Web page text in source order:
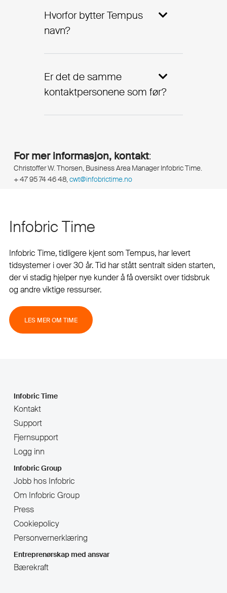
Hvorfor bytter Tempus
navn?
Er det de samme
kontaktpersonene som før?
Former informasjon, kontakt:
Christoffer W. Thorsen, Business Area Manager Infobric Time.
+ 47 95 74 46 48, cwt@infobrictime.no
Infobric Time
Infobric Time, tidligere kjent som Tempus, har levert
tidsystemer i over 30 år. Tid har stått sentralt siden starten,
der vi stadig hjelper nye kunder å få oversikt over tidsbruk
og andre viktige ressurser.
LES MER OM TIME
Infobric Time
Kontakt
Support
Fjernsupport
Logg inn
Infobric Group
Jobb hos Infobric
Om Infobric Group
Press
Cookiepolicy
Personvernerklæring
Entreprenørskap med ansvar
Bærekraft